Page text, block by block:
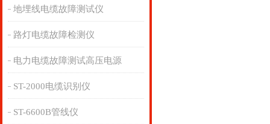
地埋线电缆故障测试仪
路灯电缆故障检测仪
电力电缆故障测试高压电源
ST-2000电缆识别仪
ST-6600B管线仪